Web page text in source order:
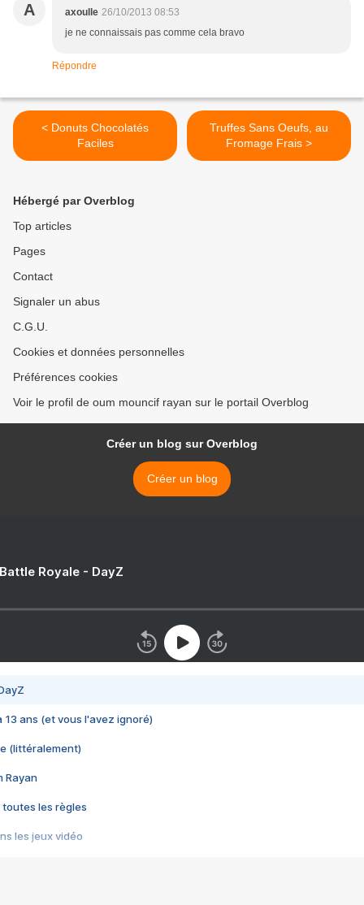
A axoulle 26/10/2013 08:53
je ne connaissais pas comme cela bravo
Répondre
< Donuts Chocolatés
Faciles
Truffes Sans Oeufs, au
Fromage Frais >
Hébergé par Overblog
Top articles
Pages
Contact
Signaler un abus
C.G.U.
Cookies et données personnelles
Préférences cookies
Voir le profil de oum mouncif rayan sur le portail Overblog
Créer un blog sur Overblog
Créer un blog
Royale - DayZ
13 ans (et vous l'avez ignoré)
(littéralement)
Rayan
toutes les règles
les jeux vidéo